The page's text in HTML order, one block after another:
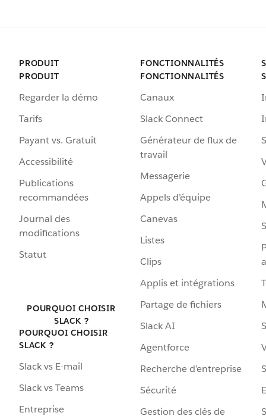
PRODUIT
PRODUIT
Regarder la démo
Tarifs
Payant vs. Gratuit
Accessibilité
Publications
recommandées
Journal des
modifications
Statut
POURQUOI CHOISIR
SLACK ?
POURQUOI CHOISIR
SLACK ?
Slack vs E-mail
Slack vs Teams
Entreprise
FONCTIONNALITÉS
FONCTIONNALITÉS
Canaux
Slack Connect
Générateur de flux de
travail
Messagerie
Appels d’équipe
Canevas
Listes
Clips
Applis et intégrations
Partage de fichiers
Slack AI
Agentforce
Recherche d’entreprise
Sécurité
Gestion des clés de